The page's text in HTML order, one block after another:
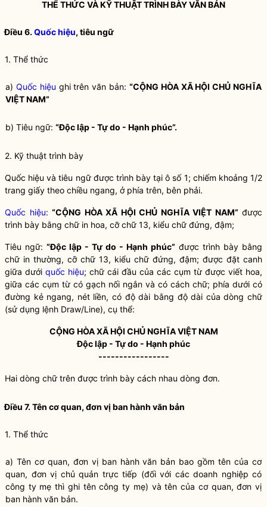
THỂ THỨC VÀ KỸ THUẬT TRÌNH BÀY VĂN BẢN
Điều 6.Quốc hiệu, tiêu ngữ
1. Thể thức
a) Quốc hiệu ghi trên văn bản: “CỘNG HÒA XÃ HỘI CHỦ NGHĨA
VIỆT NAM”
b) Tiêu ngữ: “Độc lập - Tự do - Hạnh phúc”.
2. Kỹ thuật trình bày
Quốc hiệu và tiêu ngữ được trình bày tại ô số 1; chiếm khoảng 1/2
trang giấy theo chiều ngang, ở phía trên, bên phải.
Quốc hiệu: “CỘNG HÒA XÃ HỘI CHỦ NGHĨA VIỆT NAM”được
trình bày bằng chữ in hoa, cỡ chữ 13, kiểu chữ đứng, đậm;
Tiêu ngữ: “Độc lập - Tự do - Hạnh phúc” được trình bày bằng
chữ in thường, cỡ chữ 13, kiểu chữ đứng, đậm; được đặt canh
giữa dưới quốc hiệu; chữ cái đầu của các cụm từ được viết hoa,
giữa các cụm từ có gạch nối ngắn và có cách chữ; phía dưới có
đường kẻ ngang, nét liền, có độ dài bằng độ dài của dòng chữ
(sử dụng lệnh Draw/Line), cụ thể:
CỘNG HÒA XÃ HỘI CHỦ NGHĨA VIỆT NAM
Độc lập - Tự do - Hạnh phúc
-----------------
Hai dòng chữ trên được trình bày cách nhau dòng đơn.
Điều 7. Tên cơ quan, đơn vị ban hành văn bản
1. Thể thức
a) Tên cơ quan, đơn vị ban hành văn bản bao gồm tên của cơ
quan, đơn vị chủ quản trực tiếp (đối với các doanh nghiệp có
công ty mẹ thì ghi tên công ty mẹ) và tên của cơ quan, đơn vị
ban hành văn bản.